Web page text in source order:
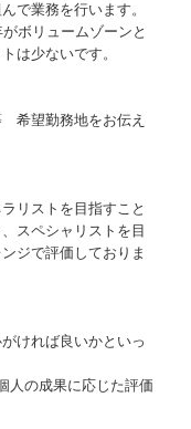
で業務を行います。
ボリュームゾーンと
は少ないです。
希望勤務地をお伝え
リストを目指すこと
スペシャリストを目
ジで評価しておりま
ければ良いかといっ
人の成果に応じた評価